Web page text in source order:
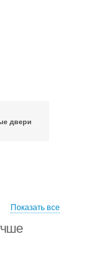
двери
Показать все